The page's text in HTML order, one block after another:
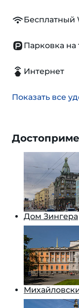
Бесплатный
Парковка на
Интернет
Показать все
Дом Зингера